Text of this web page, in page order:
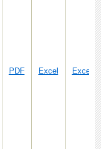
PDF Excel Excel